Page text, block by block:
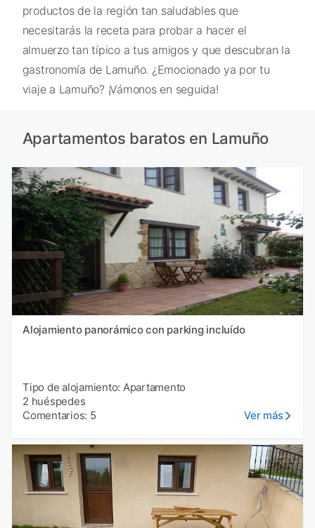
productos de la región tan saludables que
necesitarás la receta para probar a hacer el
almuerzo tan típico a tus amigos y que descubran la
gastronomía de Lamuño. ¿Emocionado ya por tu
viaje a Lamuño? ¡Vámonos en seguida!
Apartamentos baratos en Lamuño
Alojamiento panorámico con parking incluído
Tipo de alojamiento: Apartamento
2 huéspedes
Comentarios: 5
Ver más